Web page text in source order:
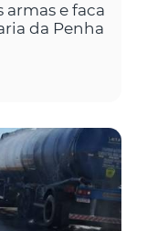
e faca
da Penha